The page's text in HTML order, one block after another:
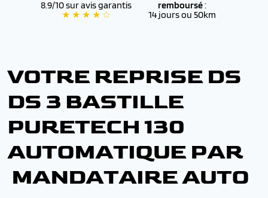
8.9/10 sur avis garantis
★ ★ ★ ★ ☆
remboursé:
14 jours ou 50km
VOTRE REPRISE DS
DS 3 BASTILLE
PURETECH 130
AUTOMATIQUE PAR
MANDATAIRE AUTO